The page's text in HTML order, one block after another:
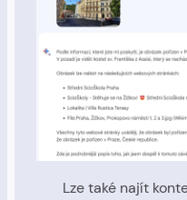
Lze také najít